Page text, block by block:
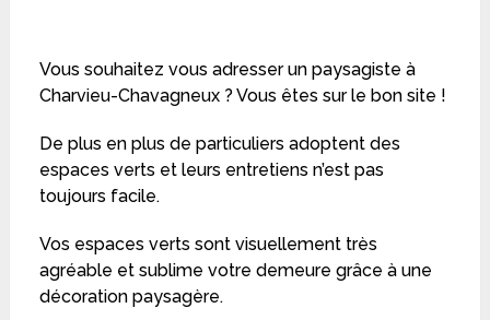
Vous souhaitez vous adresser un paysagiste à
Charvieu-Chavagneux ? Vous êtes sur le bon site !
De plus en plus de particuliers adoptent des
espaces verts et leurs entretiens n’est pas
toujours facile.
Vos espaces verts sont visuellement très
agréable et sublime votre demeure grâce à une
décoration paysagère.